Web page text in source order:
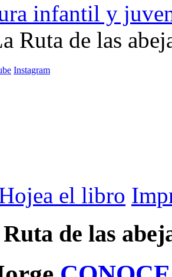
infantil y
Ruta de las
Instagram
el libro
de las